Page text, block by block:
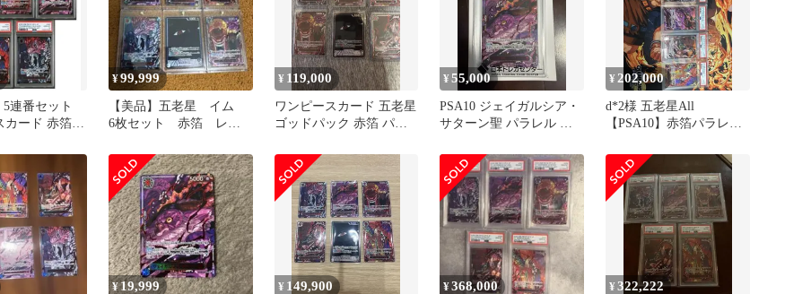
5連番セット
カード 赤箔
¥99,999
【美品】五老星 イム
6枚セット 赤箔 レッ
ック
¥ 119,000
ワンピースカード 五老星
ゴッドパック 赤箔 パラ
¥55,000
PSA10 ジェイガルシア・
サターン聖 パラレル 赤
¥ 202,000
d*2様 五老星All
【PSA10】赤箔パラレル
¥19,999 ¥ 149,900 ¥368,000 ¥322,222